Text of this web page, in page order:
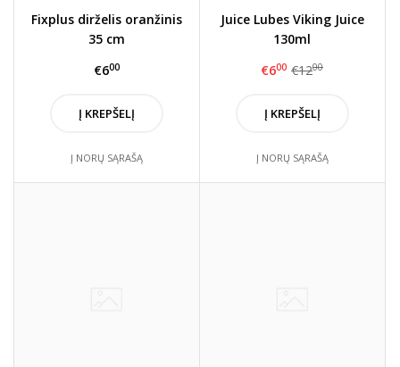
Fixplus dirželis oranžinis
35 cm
€600
Į KREPŠELĮ
Į NORŲ SĄRAŠĄ
Juice Lubes Viking Juice
130ml
€600 €1200
Į KREPŠELĮ
Į NORŲ SĄRAŠĄ